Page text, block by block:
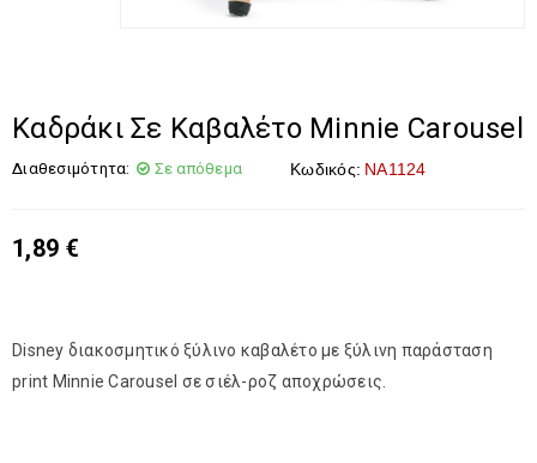
Καδράκι Σε Καβαλέτο Minnie Carousel
Διαθεσιμότητα: Σε απόθεμα Κωδικός: ΝΑ1124
1,89 €
Disney διακοσμητικό ξύλινο καβαλέτο με ξύλινη παράσταση
print Minnie Carousel σε σιέλ-ροζ αποχρώσεις.